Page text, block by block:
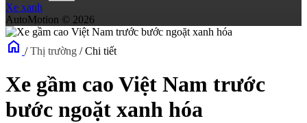
Xe xanh
AutoMotion © 2026
home / Thị trường / Chi tiết
Xe gầm cao Việt Nam trước
bước ngoặt xanh hóa